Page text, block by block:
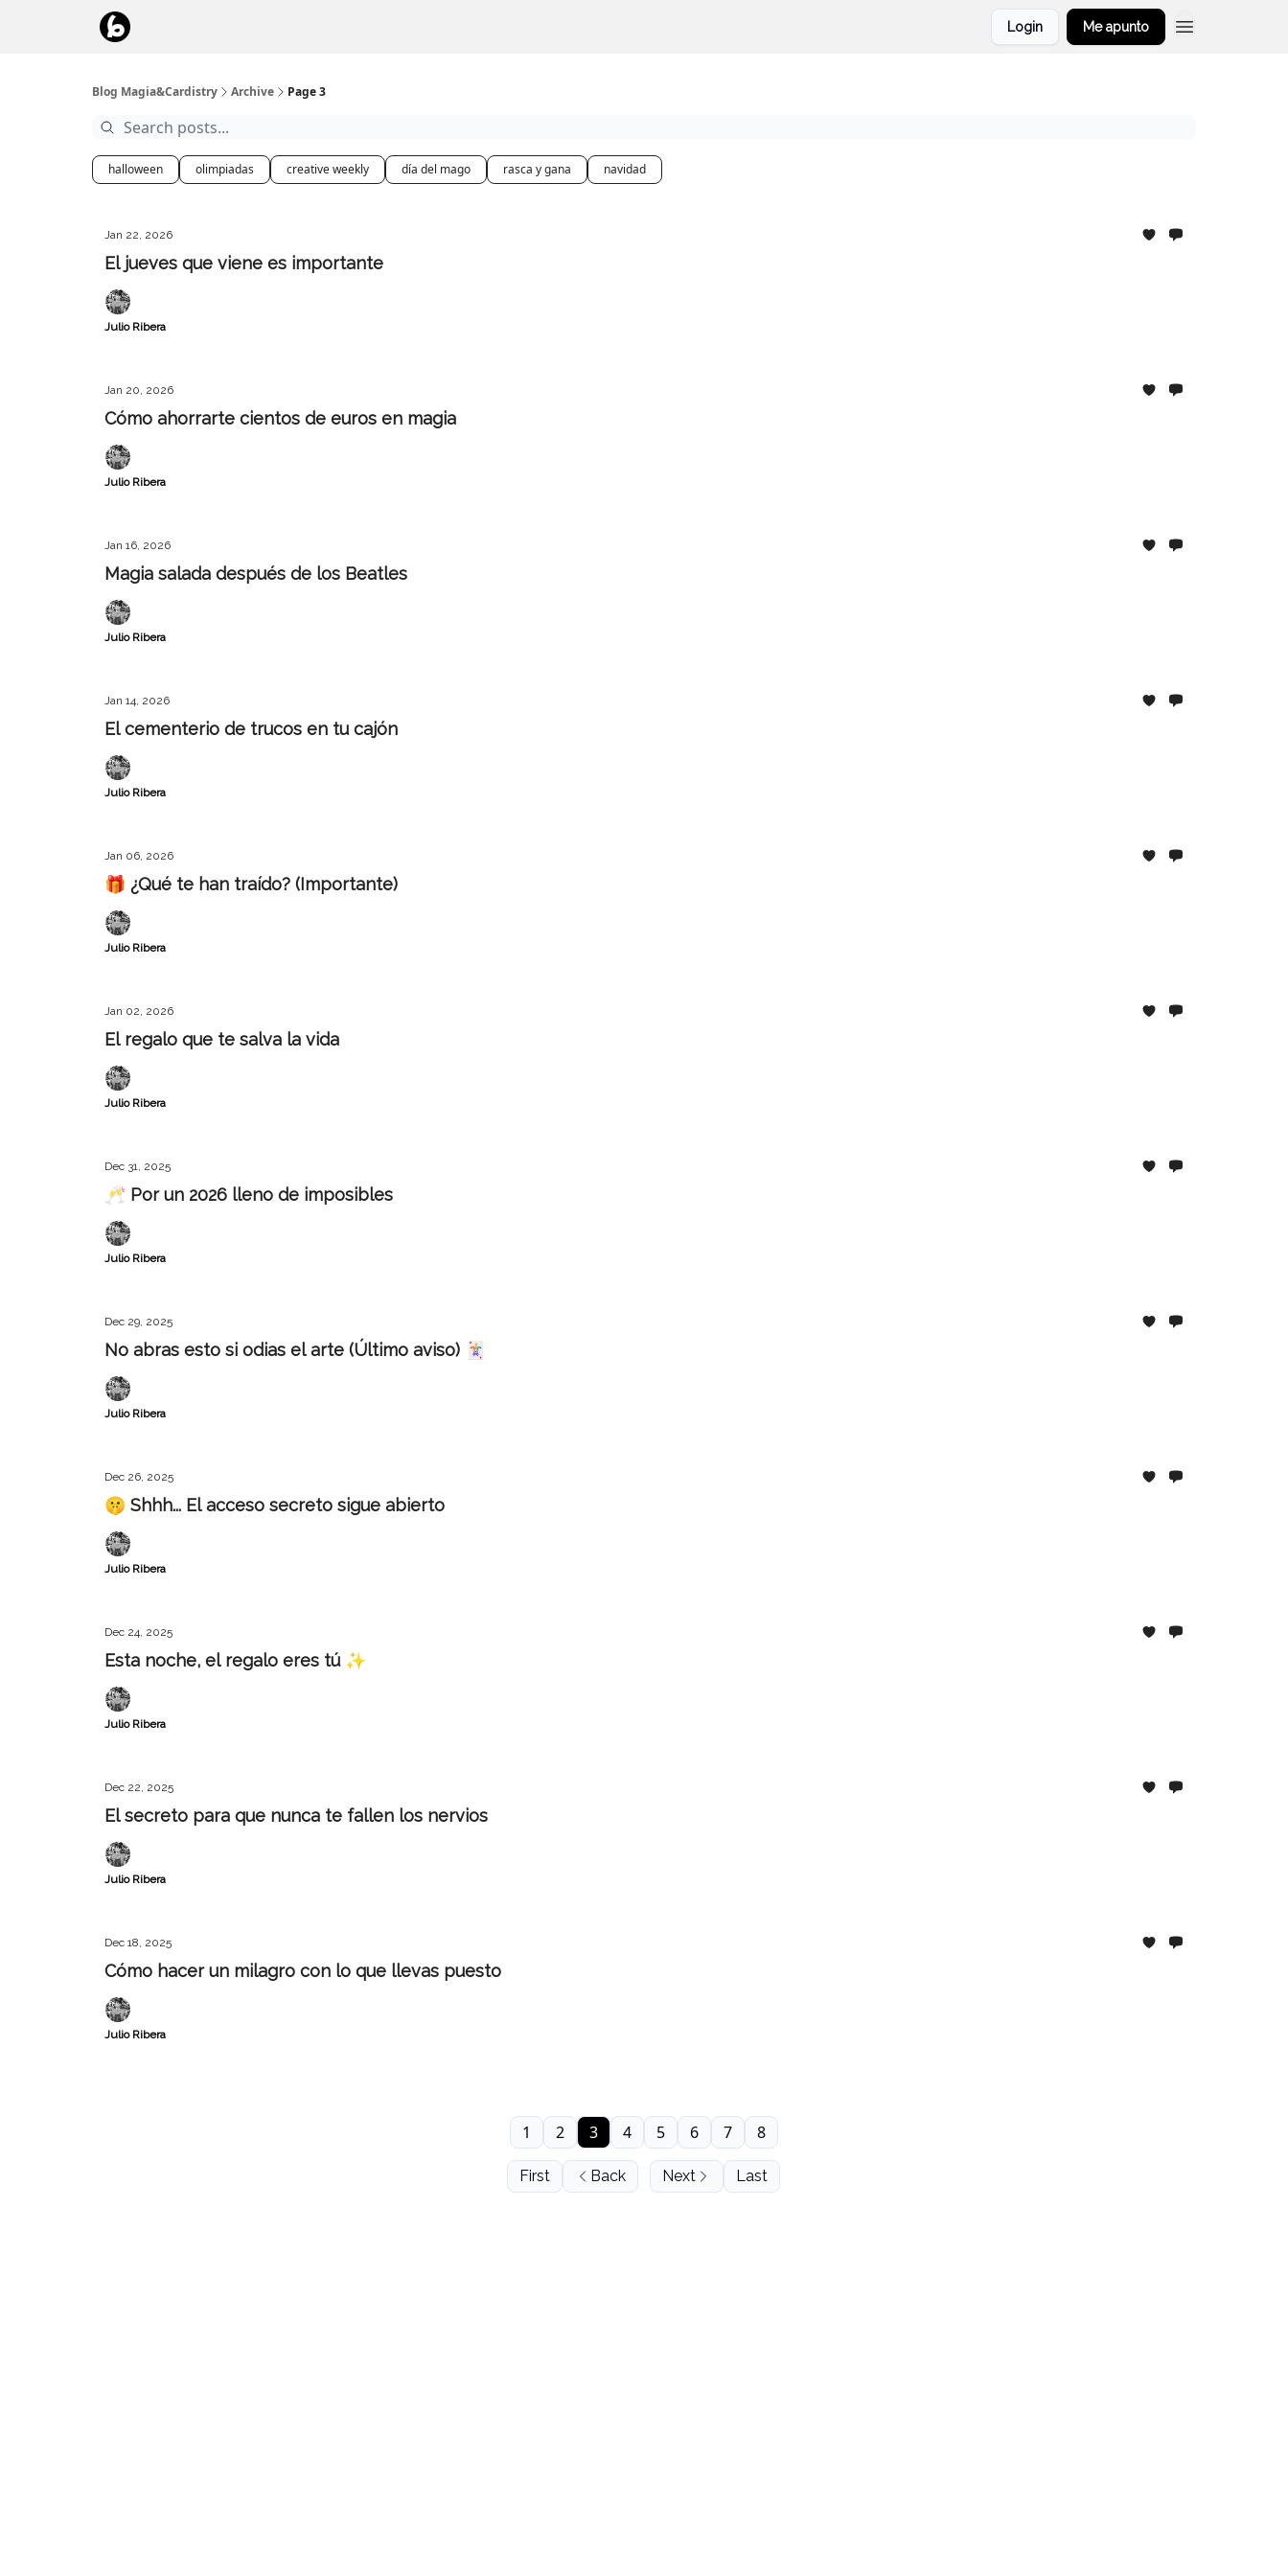
Login Me apunto
Blog Magia&Cardistry Archive Page 3
halloween olimpiadas creative weekly día del mago rasca y gana navidad
Jan 22, 2026
El jueves que viene es importante
Julio Ribera
Jan 20, 2026
Cómo ahorrarte cientos de euros en magia
Julio Ribera
Jan 16, 2026
Magia salada después de los Beatles
Julio Ribera
Jan 14, 2026
El cementerio de trucos en tu cajón
Julio Ribera
Jan 06, 2026
🎁 ¿Qué te han traído? (Importante)
Julio Ribera
Jan 02, 2026
El regalo que te salva la vida
Julio Ribera
Dec 31, 2025
🥂 Por un 2026 lleno de imposibles
Julio Ribera
Dec 29, 2025
No abras esto si odias el arte (Último aviso) 🃏
Julio Ribera
Dec 26, 2025
🤫 Shhh... El acceso secreto sigue abierto
Julio Ribera
Dec 24, 2025
Esta noche, el regalo eres tú ✨
Julio Ribera
Dec 22, 2025
El secreto para que nunca te fallen los nervios
Julio Ribera
Dec 18, 2025
Cómo hacer un milagro con lo que llevas puesto
Julio Ribera
First Back
1 2 3 4 5 6 7 8
Next Last